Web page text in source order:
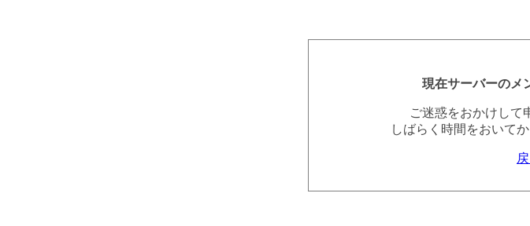
現在サーバーのメ
ご迷惑をおかけして
しばらく時間をおいて